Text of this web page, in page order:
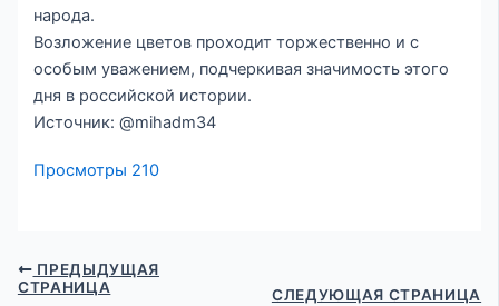
народа.
Возложение цветов проходит торжественно и с
особым уважением, подчеркивая значимость этого
дня в российской истории.
Источник: @mihadm34
Просмотры 210
ПРЕДЫДУЩАЯ
СТРАНИЦА
СЛЕДУЮЩАЯ СТРАНИЦА